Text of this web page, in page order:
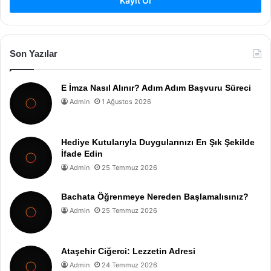
Son Yazılar
E İmza Nasıl Alınır? Adım Adım Başvuru Süreci
Admin 1 Ağustos 2026
Hediye Kutularıyla Duygularınızı En Şık Şekilde
İfade Edin
Admin 25 Temmuz 2026
Bachata Öğrenmeye Nereden Başlamalısınız?
Admin 25 Temmuz 2026
Ataşehir Ciğerci: Lezzetin Adresi
Admin 24 Temmuz 2026